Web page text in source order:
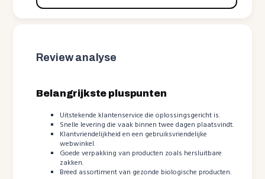
Review analyse
Belangrijkste pluspunten
Uitstekende klantenservice die oplossingsgericht is.
Snelle levering die vaak binnen twee dagen plaatsvindt.
Klantvriendelijkheid en een gebruiksvriendelijke
webwinkel.
Goede verpakking van producten zoals hersluitbare
zakken.
Breed assortiment van gezonde biologische producten.